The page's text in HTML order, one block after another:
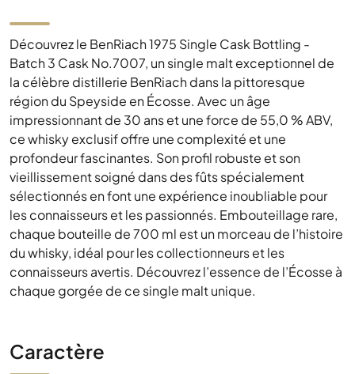
Découvrez le BenRiach 1975 Single Cask Bottling -
Batch 3 Cask No.7007, un single malt exceptionnel de
la célèbre distillerie BenRiach dans la pittoresque
région du Speyside en Écosse. Avec un âge
impressionnant de 30 ans et une force de 55,0 % ABV,
ce whisky exclusif offre une complexité et une
profondeur fascinantes. Son profil robuste et son
vieillissement soigné dans des fûts spécialement
sélectionnés en font une expérience inoubliable pour
les connaisseurs et les passionnés. Embouteillage rare,
chaque bouteille de 700 ml est un morceau de l’histoire
du whisky, idéal pour les collectionneurs et les
connaisseurs avertis. Découvrez l’essence de l’Écosse à
chaque gorgée de ce single malt unique.
Caractère